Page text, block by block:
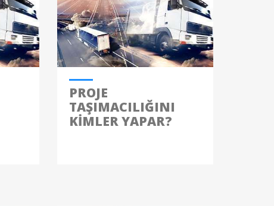
PROJE
TAŞIMACILIĞINI
KIMLER YAPAR?